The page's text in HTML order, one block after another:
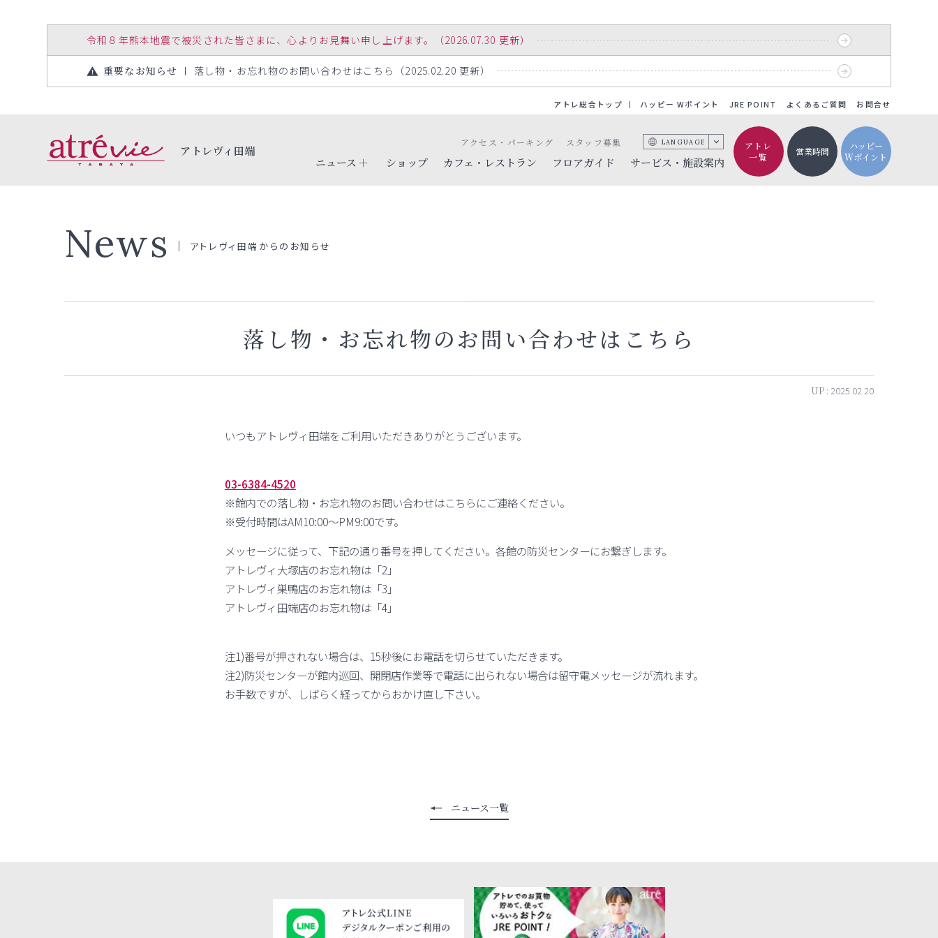
令和８年熊本地震で被災された皆さまに、心よりお見舞い申し上げます。（2026.07.30 更新）
重要なお知らせ 落し物・お忘れ物のお問い合わせはこちら（2025.02.20 更新）
アトレ総合トップ ハッピー Wポイント JRE POINT よくあるご質問 お問合せ
アトレヴィ田端
ニュース
ショップ カフェ・レストラン フロアガイド サービス・施設案内
アクセス・パーキング スタッフ募集 LANGUAGE
アトレ
一覧
営業時間
ハッピー
Wポイント
News アトレヴィ田端からのお知らせ
落し物・お忘れ物のお問い合わせはこちら
UP : 2025.02.20
いつもアトレヴィ田端をご利用いただきありがとうございます。
03-6384-4520
※館内での落し物・お忘れ物のお問い合わせはこちらにご連絡ください。
※受付時間はAM10:00～PM9:00です。
メッセージに従って、下記の通り番号を押してください。各館の防災センターにお繋ぎします。
アトレヴィ大塚店のお忘れ物は「2」
アトレヴィ巣鴨店のお忘れ物は「3」
アトレヴィ田端店のお忘れ物は「4」
注1)番号が押されない場合は、15秒後にお電話を切らせていただきます。
注2)防災センターが館内巡回、開閉店作業等で電話に出られない場合は留守電メッセージが流れます。
お手数ですが、しばらく経ってからおかけ直し下さい。
ニュース一覧